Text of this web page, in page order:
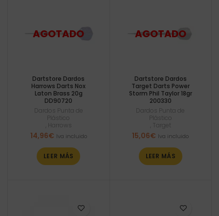
Dartstore Dardos
Harrows Darts Nox
Laton Brass 20g
DD90720
Dardos Punta de
Plástico
Harrows
14,96€ Iva incluido
LEER MÁS
Dartstore Dardos
Target Darts Power
Storm Phil Taylor 18gr
200330
Dardos Punta de
Plástico
Target
15,06€ Iva incluido
LEER MÁS